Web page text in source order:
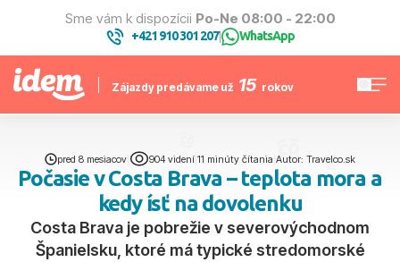
Sme vám k dispozícii Po-Ne 08:00 - 22:00
+421 910 301 207| WhatsApp
Zájazdy predávame už 15 rokov
pred 8 mesiacov 904 videní 11 minúty čítania Autor: Travelco.sk
Počasie v Costa Brava – teplota mora a
kedy ísť na dovolenku
Costa Brava je pobrežie v severovýchodnom
Španielsku, ktoré má typické stredomorské